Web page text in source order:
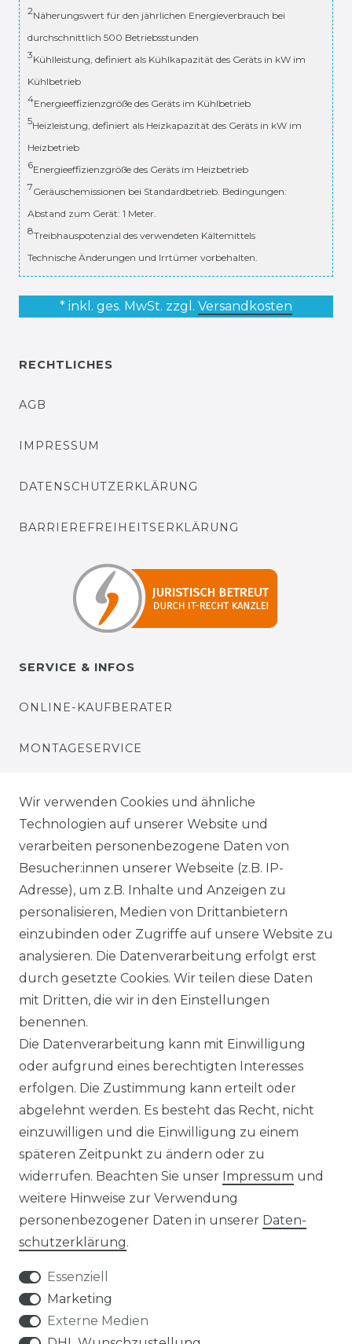
2Näherungswert für den jährlichen Energieverbrauch bei
durchschnittlich 500 Betriebsstunden
3Kühlleistung, definiert als Kühlkapazität des Geräts in kW im
Kühlbetrieb
4Energieeffizienzgröße des Geräts im Kühlbetrieb
5Heizleistung, definiert als Heizkapazität des Geräts in kW im
Heizbetrieb
6Energieeffizienzgröße des Geräts im Heizbetrieb
7Geräuschemissionen bei Standardbetrieb. Bedingungen:
Abstand zum Gerät: 1 Meter.
8Treibhauspotenzial des verwendeten Kältemittels
Technische Änderungen und Irrtümer vorbehalten.
* inkl. ges. MwSt. zzgl. Versandkosten
RECHTLICHES
AGB
IMPRESSUM
DATENSCHUTZERKLÄRUNG
BARRIEREFREIHEITSERKLÄRUNG
SERVICE & INFOS
ONLINE-KAUFBERATER
MONTAGESERVICE
BEZAHLUNG
KLIMA- UND UMWELTSCHUTZ
LEXIKON
UNTERNEHMEN
HERSTELLER
REFERENZEN
Widerrufs­recht
VERTRAG WIDERRUFEN
Wir verwenden Cookies und ähnliche
Technologien auf unserer Website und
verarbeiten personenbezogene Daten von
Besucher:innen unserer Webseite (z.B. IP-
Adresse), um z.B. Inhalte und Anzeigen zu
personalisieren, Medien von Drittanbietern
einzubinden oder Zugriffe auf unsere Website zu
analysieren. Die Datenverarbeitung erfolgt erst
durch gesetzte Cookies. Wir teilen diese Daten
mit Dritten, die wir in den Einstellungen
benennen.
Die Datenverarbeitung kann mit Einwilligung
oder aufgrund eines berechtigten Interesses
erfolgen. Die Zustimmung kann erteilt oder
abgelehnt werden. Es besteht das Recht, nicht
einzuwilligen und die Einwilligung zu einem
späteren Zeitpunkt zu ändern oder zu
widerrufen. Beachten Sie unser Impressum und
weitere Hinweise zur Verwendung
personenbezogener Daten in unserer Daten­
schutz­erklärung.
Essenziell
Marketing
Externe Medien